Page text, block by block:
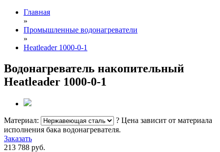
Главная
»
Промышленные водонагреватели
»
Heatleader 1000-0-1
Водонагреватель накопительный
Heatleader 1000-0-1
Материал: ? Цена зависит от материала
исполнения бака водонагревателя.
Заказать
213 788 руб.